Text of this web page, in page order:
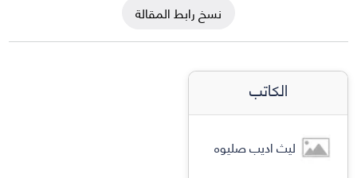
نسخ رابط المقالة
الكاتب
ليث اديب صليوه